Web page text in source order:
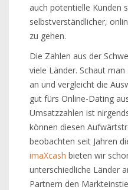
auch potentielle Kunden
selbstverständlicher,
zu gehen.
Die Zahlen aus der
viele Länder. Schaut
an und vergleicht die
gut fürs Online-Dating
Umsatzzahlen ist
können diesen
beobachten seit Jahren
imaXcash bieten wir
unterschiedliche Länder
Partnern den